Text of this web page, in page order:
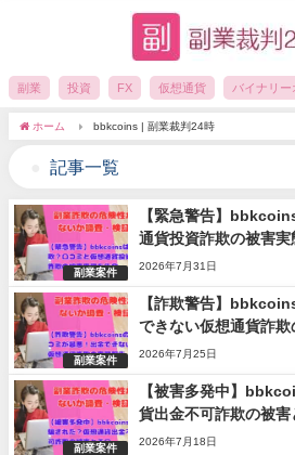
副業 投資 FX 仮想通貨 バイナリー
ホーム bbkcoins | 副業裁判24時
記事一覧
副業案件
【緊急警告】
通貨投資詐欺の被害実
2026年7月31日
副業案件
【詐欺警告】
できない仮想通貨詐欺
2026年7月25日
副業案件
【被害多発中】
貨出金不可詐欺の被害
2026年7月18日